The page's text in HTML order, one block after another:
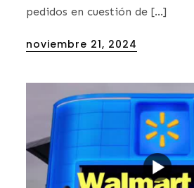
pedidos en cuestión de […]
Posted
noviembre 21, 2024